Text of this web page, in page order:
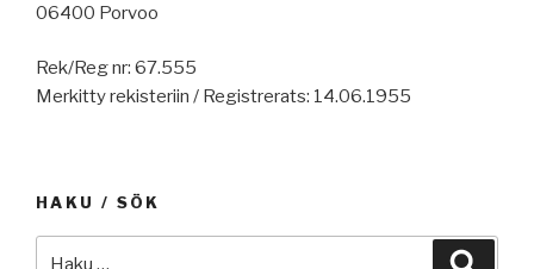
06400 Porvoo
Rek/Reg nr: 67.555
Merkitty rekisteriin / Registrerats: 14.06.1955
HAKU / SÖK